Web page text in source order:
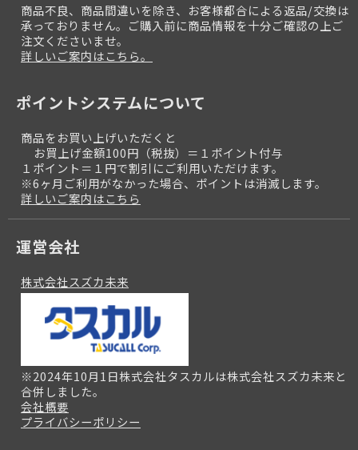
商品不良、商品間違いを除き、お客様都合による返品/交換は
承っておりません。ご購入前に商品情報を十分ご確認の上ご
注文くださいませ。
詳しいご案内はこちら。
ポイントシステムについて
商品をお買い上げいただくと
お買上げ金額100円（税抜）＝１ポイント付与
１ポイント＝１円で割引にご利用いただけます。
※6ヶ月ご利用がなかった場合、ポイントは消滅します。
詳しいご案内はこちら
運営会社
株式会社スズカ未来
※2024年10月1日株式会社タスカルは株式会社スズカ未来と
合併しました。
会社概要
プライバシーポリシー